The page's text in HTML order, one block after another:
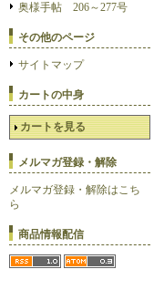
奥様手帖 206～277号
その他のページ
サイトマップ
カートの中身
カートを見る
メルマガ登録・解除
メルマガ登録・解除はこち
ら
商品情報配信